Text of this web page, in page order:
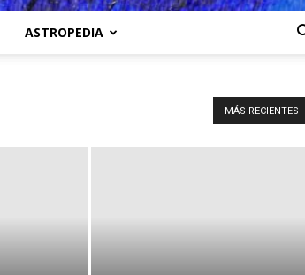
ASTROPEDIA
MÁS RECIENTES